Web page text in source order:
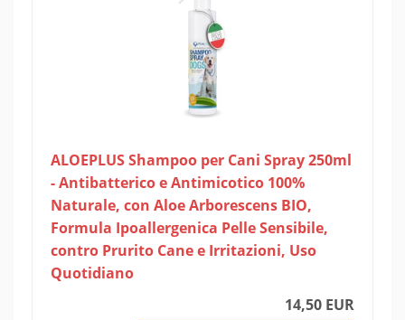
ALOEPLUS Shampoo per Cani Spray 250ml
- Antibatterico e Antimicotico 100%
Naturale, con Aloe Arborescens BIO,
Formula Ipoallergenica Pelle Sensibile,
contro Prurito Cane e Irritazioni, Uso
Quotidiano
14,50 EUR